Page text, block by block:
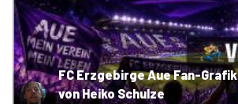
FC Erzgebirge Aue Fan-Grafik
von Heiko Schulze